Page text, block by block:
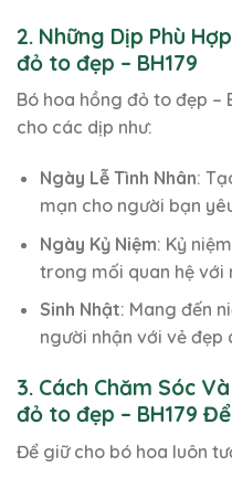
2. Những Dịp Phù
đỏ to đẹp – BH179
Bó hoa hồng đỏ to đẹp –
cho các dịp như:
Ngày Lễ Tình Nhân:
mạn cho người bạn
Ngày Kỷ Niệm: Kỷ
trong mối quan hệ
Sinh Nhật: Mang đến
người nhận với vẻ đẹp
3. Cách Chăm Sóc
đỏ to đẹp – BH179
Để giữ cho bó hoa luôn